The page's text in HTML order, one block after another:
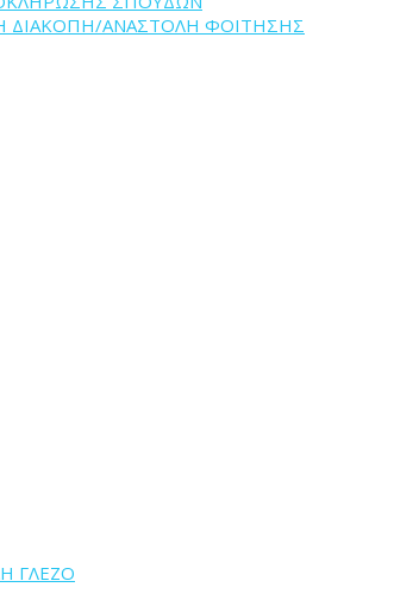
ΔΙΑΚΟΠΗ/ΑΝΑΣΤΟΛΗ ΦΟΙΤΗΣΗΣ
ΓΛΕΖΟ